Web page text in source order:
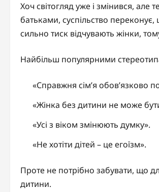
Хоч світогляд уже і змінився, але
батьками, суспільство
сильно тиск відчувають жінки,
Найбільш популярними
«Справжня сім’я обов’язково
«Жінка без дитини не може
«Усі з віком змінюють думку».
«Не хотіти дітей – це егоїзм».
Проте не потрібно забувати, що
дитини.